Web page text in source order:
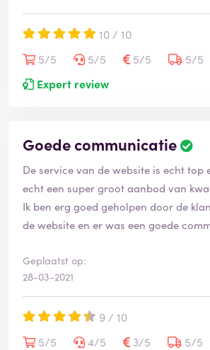
10 / 10
5/5
5/5 5/5
5/5
Expert review
Goede communicatie
B
o
o
r
d
e
g
De service van de website is echt top
echt een super groot aanbod van
Ik ben erg goed geholpen door de
de website en er was een goede
Geplaatst op:
28-03-2021
9 / 10
5/5
4/5 3/5
5/5